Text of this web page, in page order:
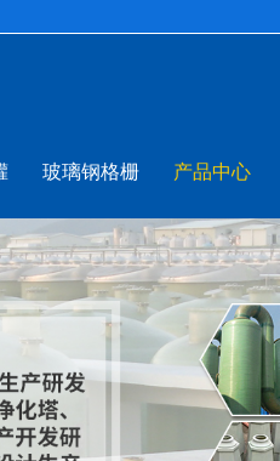
玻璃钢格栅 产品中心